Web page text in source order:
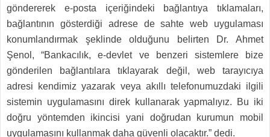
göndererek e-posta içeriğindeki bağlantıya tıklamaları,
bağlantının gösterdiği adrese de sahte web uygulaması
konumlandırmak şeklinde olduğunu belirten Dr. Ahmet
Şenol, “Bankacılık, e-devlet ve benzeri sistemlere bize
gönderilen bağlantılara tıklayarak değil, web tarayıcıya
adresi kendimiz yazarak veya akıllı telefonumuzdaki ilgili
sistemin uygulamasını direk kullanarak yapmalıyız. Bu iki
doğru yöntemden ikincisi yani doğrudan kurumun mobil
uygulamasını kullanmak daha güvenli olacaktır.” dedi.